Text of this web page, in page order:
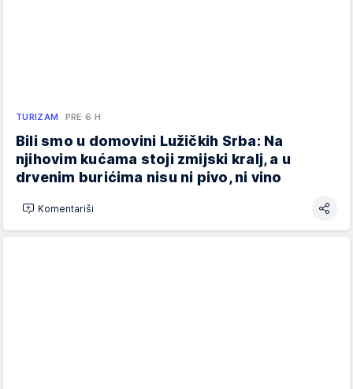
TURIZAM PRE 6 H
Bili smo u domovini Lužičkih Srba: Na
njihovim kućama stoji zmijski kralj, a u
drvenim burićima nisu ni pivo, ni vino
Komentariši